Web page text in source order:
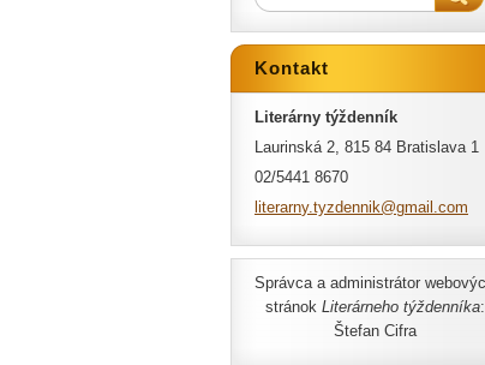
Kontakt
Literárny týždenník
Laurinská 2, 815 84 Bratislava 1
02/5441 8670
literarny.tyzdennik@gmai l.com
Správca a administrátor
stránok Literárneho týždenníka:
Štefan Cifra